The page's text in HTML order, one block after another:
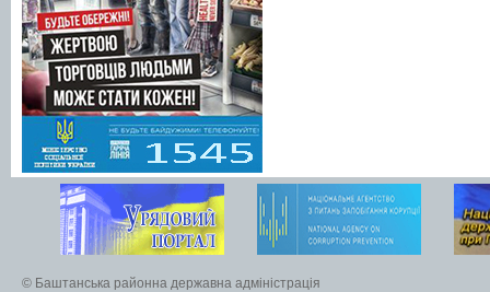
© Баштанська районна державна адміністрація